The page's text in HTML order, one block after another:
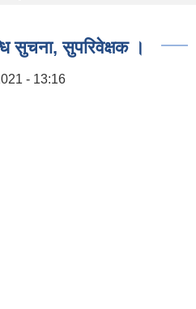
सुचना, सुपरिवेक्षक ।
- 13:16